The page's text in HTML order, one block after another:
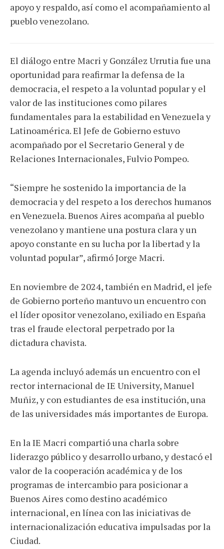
apoyo y respaldo, así como el acompañamiento al
pueblo venezolano.
El diálogo entre Macri y González Urrutia fue una
oportunidad para reafirmar la defensa de la
democracia, el respeto a la voluntad popular y el
valor de las instituciones como pilares
fundamentales para la estabilidad en Venezuela y
Latinoamérica. El Jefe de Gobierno estuvo
acompañado por el Secretario General y de
Relaciones Internacionales, Fulvio Pompeo.
“Siempre he sostenido la importancia de la
democracia y del respeto a los derechos humanos
en Venezuela. Buenos Aires acompaña al pueblo
venezolano y mantiene una postura clara y un
apoyo constante en su lucha por la libertad y la
voluntad popular”, afirmó Jorge Macri.
En noviembre de 2024, también en Madrid, el jefe
de Gobierno porteño mantuvo un encuentro con
el líder opositor venezolano, exiliado en España
tras el fraude electoral perpetrado por la
dictadura chavista.
La agenda incluyó además un encuentro con el
rector internacional de IE University, Manuel
Muñiz, y con estudiantes de esa institución, una
de las universidades más importantes de Europa.
En la IE Macri compartió una charla sobre
liderazgo público y desarrollo urbano, y destacó el
valor de la cooperación académica y de los
programas de intercambio para posicionar a
Buenos Aires como destino académico
internacional, en línea con las iniciativas de
internacionalización educativa impulsadas por la
Ciudad.